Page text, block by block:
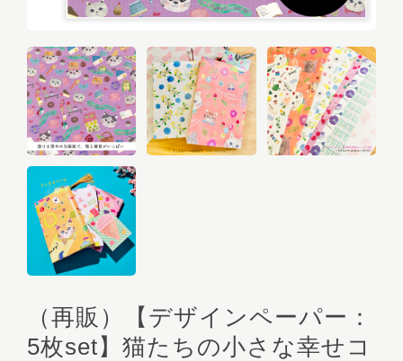
（再販）【デザインペーパー：
5枚set】猫たちの小さな幸せコ